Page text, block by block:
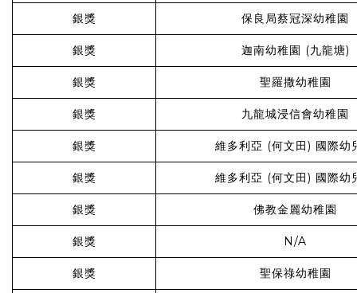
銀獎 保良局蔡冠深幼稚園
銀獎 迦南幼稚園 (九龍塘)
銀獎 聖羅撒幼稚園
銀獎 九龍城浸信會幼稚園
銀獎 維多利亞 (何文田) 國際幼
銀獎 維多利亞 (何文田) 國際幼
銀獎 佛教金麗幼稚園
銀獎 N/A
銀獎 聖保祿幼稚園